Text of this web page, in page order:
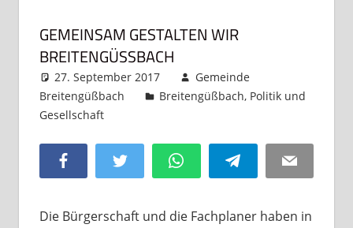
GEMEINSAM GESTALTEN WIR
BREITENGÜSSBACH
27. September 2017
Gemeinde
Breitengüßbach
Breitengüßbach, Politik und
Gesellschaft
Facebook Twitter WhatsAppTelegram Email
Die Bürgerschaft und die Fachplaner haben in